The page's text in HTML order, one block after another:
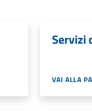
Servizi
VAI ALLA